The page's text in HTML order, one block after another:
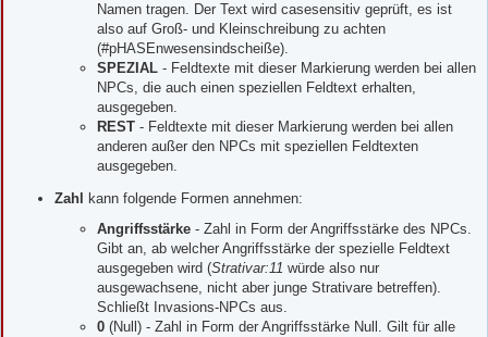
Namen tragen. Der Text wird casesensitiv geprüft, es ist
also auf Groß- und Kleinschreibung zu achten
(#pHASEnwesensindscheiße).
SPEZIAL - Feldtexte mit dieser Markierung werden bei allen
NPCs, die auch einen speziellen Feldtext erhalten,
ausgegeben.
REST - Feldtexte mit dieser Markierung werden bei allen
anderen außer den NPCs mit speziellen Feldtexten
ausgegeben.
Zahl
kann folgende Formen annehmen:
Angriffsstärke - Zahl in Form der Angriffsstärke des NPCs.
Gibt an, ab welcher Angriffsstärke der spezielle Feldtext
ausgegeben wird (Strativar:11 würde also nur
ausgewachsene, nicht aber junge Strativare betreffen).
Schließt Invasions-NPCs aus.
0 (Null) - Zahl in Form der Angriffsstärke Null. Gilt für alle